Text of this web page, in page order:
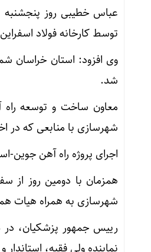
عباس خطیبی روز پنجشنبه
توسط کارخانه فولاد
وی افزود: استان خراسان
شد.
معاون ساخت و توسعه
شهرسازی با منابعی که در
اجرای پروژه راه آهن جوین-اسفراین به طول ۵۸ کیلومتر از سال ۹۰
همزمان با دومین روز از
شهرسازی به همراه هیات